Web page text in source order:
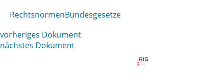
RechtsnormenBundesgesetze
vorheriges Dokument
nächstes Dokument